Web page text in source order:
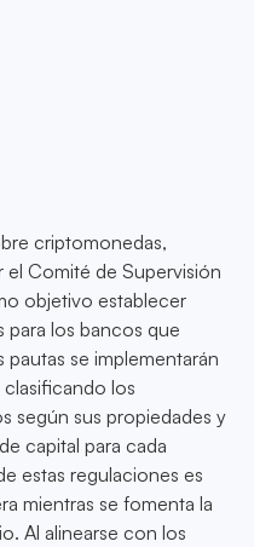
criptomonedas,
Comité de Supervisión
objetivo establecer
para los bancos que
se implementarán
los
según sus propiedades y
capital para cada
estas regulaciones es
mientras se fomenta la
Al alinearse con los